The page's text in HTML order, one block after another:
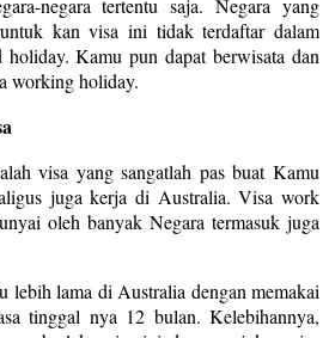
negara tertentu saja. Negara yang
kan visa ini tidak terdaftar dalam
Kamu pun dapat berwisata dan
working holiday.
visa yang sangatlah pas buat Kamu
juga kerja di Australia. Visa work
oleh banyak Negara termasuk juga
lebih lama di Australia dengan memakai
tinggal nya 12 bulan. Kelebihannya,